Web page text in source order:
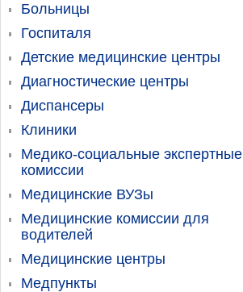
Больницы
Госпиталя
Детские медицинские центры
Диагностические центры
Диспансеры
Клиники
Медико-социальные экспертные
комиссии
Медицинские ВУЗы
Медицинские комиссии для
водителей
Медицинские центры
Медпункты